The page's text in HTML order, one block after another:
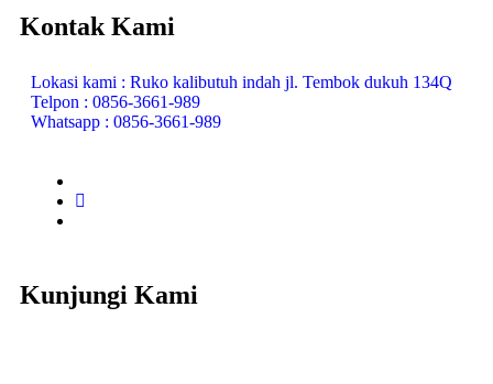
Kontak Kami
Lokasi kami : Ruko kalibutuh indah jl. Tembok dukuh 134Q
Telpon : 0856-3661-989
Whatsapp : 0856-3661-989
Kunjungi Kami